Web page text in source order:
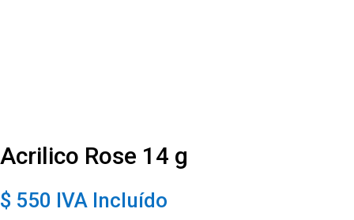
Acrilico Rose 14 g
$ 550 IVA Incluído